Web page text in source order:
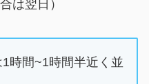
は翌日）
時間~1時間半近く並